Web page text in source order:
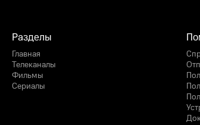
Разделы
Главная
Телеканалы
Фильмы
Сериалы